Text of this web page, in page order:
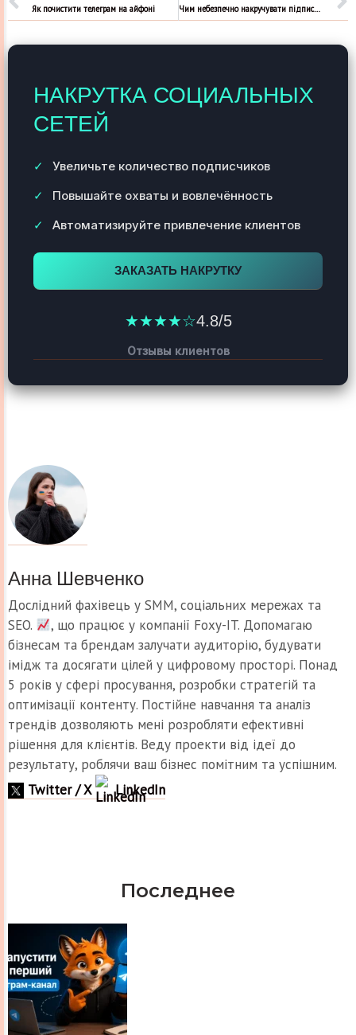
Як почистити телеграм на айфоні Чим небезпечно накручувати підписників?
НАКРУТКА СОЦИАЛЬНЫХ
СЕТЕЙ
Увеличьте количество подписчиков
Повышайте охваты и вовлечённость
Автоматизируйте привлечение клиентов
ЗАКАЗАТЬ НАКРУТКУ
★★★★☆4.8/5
Отзывы клиентов
Анна Шевченко
Дослідний фахівець у SMM, соціальних мережах та
SEO.
, що працює у компанії Foxy-IT. Допомагаю
бізнесам та брендам залучати аудиторію, будувати
імідж та досягати цілей у цифровому просторі. Понад
5 років у сфері просування, розробки стратегій та
оптимізації контенту. Постійне навчання та аналіз
трендів дозволяють мені розробляти ефективні
рішення для клієнтів. Веду проекти від ідеї до
результату, роблячи ваш бізнес помітним та успішним.
Twitter / X
LinkedIn
Последнее